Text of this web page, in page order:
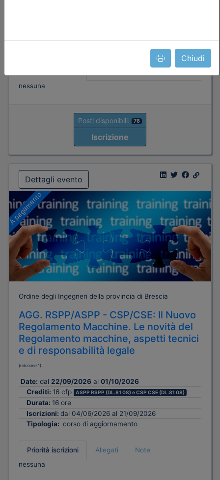
Chiudi
nessuna
Posti disponibili: 76
Iscrizione
Dettagli evento
A pagamento
Ordine degli Ingegneri della provincia di Brescia
AGG. RSPP/ASPP - CSP/CSE: Il Nuovo
Regolamento Macchine. Le novità del
Regolamento macchine, aspetti tecnici
e di responsabilità legale
(edizione 1)
Date: dal 22/09/2026 al 01/10/2026
Crediti: 16 cfp ASPP RSPP (DL.81 08) e CSP CSE (DL.81 08)
Durata: 16 ore
Iscrizioni: dal 04/06/2026 al 21/09/2026
Tipologia: corso di aggiornamento
Priorità iscrizioni Allegati
Note
nessuna